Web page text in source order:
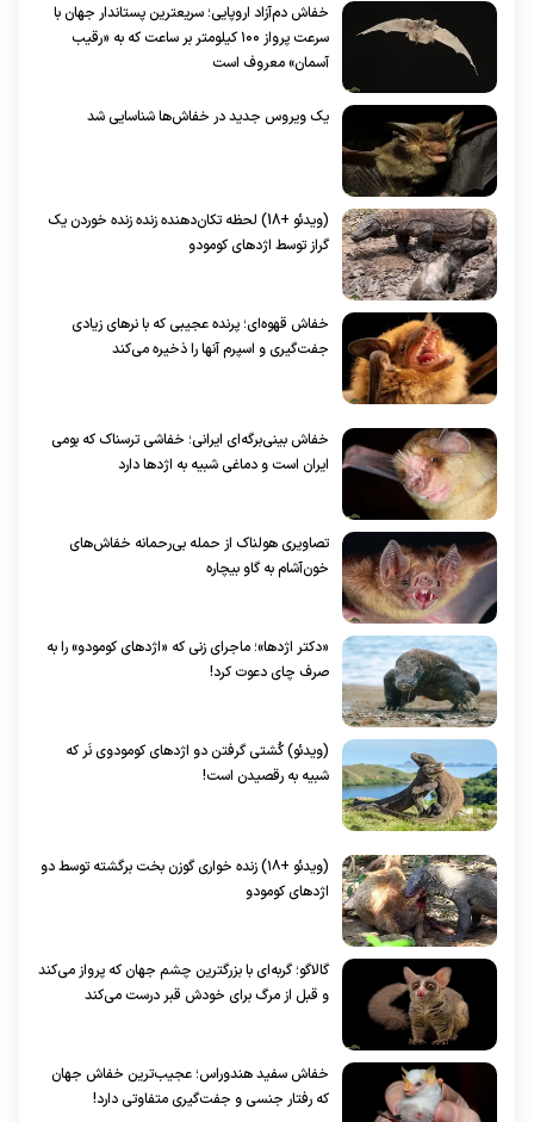
خفاش دم‌آزاد اروپایی؛ سریعترین پستاندار جهان با
سرعت پرواز ۱۰۰ کیلومتر بر ساعت که به «رقیب
آسمان» معروف است
یک ویروس جدید در خفاش‌ها شناسایی شد
(ویدئو +18) لحظه تکان‌دهنده زنده زنده خوردن یک
گراز توسط اژدهای کومودو
خفاش قهوه‌ای؛ پرنده عجیبی که با نر‌های زیادی
جفت‌گیری و اسپرم‌ آنها را ذخیره می‌کند
خفاش بینی‌برگه‌ای ایرانی؛ خفاشی ترسناک که بومی
ایران است و دماغی شبیه به اژد‌ها دارد
تصاویری هولناک از حمله بی‌رحمانه خفاش‌های
خون‌آشام به گاو بیچاره
«دکتر اژدها»؛ ماجرای زنی که «اژد‌های کومودو» را به
صرف چای دعوت کرد!
(ویدئو) کُشتی گرفتن دو اژد‌های کومودوی نَر که
شبیه به رقصیدن است!
(ویدئو +۱۸) زنده خواری گوزن بخت برگشته توسط دو
اژد‌های کومودو
گالاگو؛ گربه‌ای با بزرگترین چشم جهان که پرواز می‌کند
و قبل از مرگ برای خودش قبر درست می‌کند
خفاش سفید هندوراس؛ عجیب‌ترین خفاش جهان
که رفتار جنسی و جفت‌گیری متفاوتی دارد!